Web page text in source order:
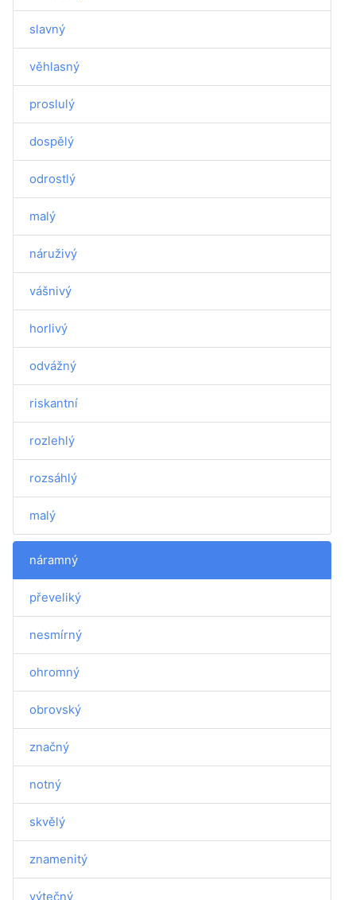
slavný
věhlasný
proslulý
dospělý
odrostlý
malý
náruživý
vášnivý
horlivý
odvážný
riskantní
rozlehlý
rozsáhlý
malý
náramný
převeliký
nesmírný
ohromný
obrovský
značný
notný
skvělý
znamenitý
výtečný